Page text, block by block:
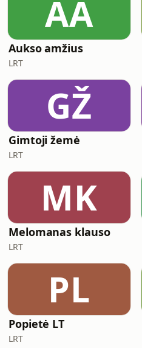
AA
Aukso amžius
LRT
GŽ
Gimtoji žemė
LRT
MK
Melomanas klauso
LRT
PL
Popietė LT
LRT